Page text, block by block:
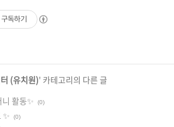
구독하기
(유치원)' 카테고리의 다른 글
활동✨
(0)
✨ (0)